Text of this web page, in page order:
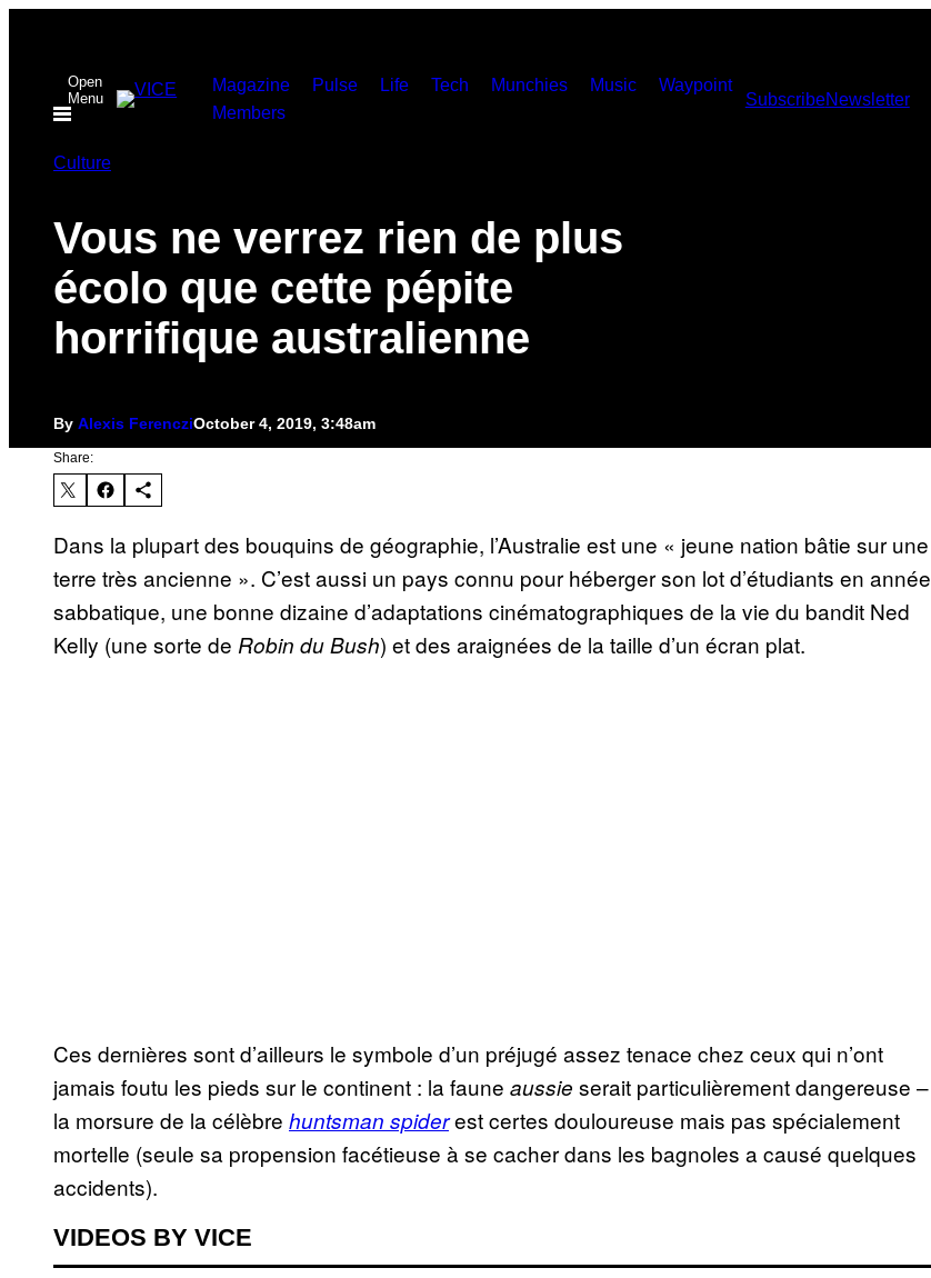
contentOpen
Menu
Magazine Pulse Life Tech Munchies Music
Waypoint
Members
SubscribeNewsletter
Culture
Vous ne verrez rien de plus
écolo que cette pépite
horrifique australienne
By Alexis FerencziOctober 4, 2019, 3:48am
Share:
Dans la plupart des bouquins de géographie, l’Australie est une « jeune nation bâtie sur une
terre très ancienne ». C’est aussi un pays connu pour héberger son lot d’étudiants en année
sabbatique, une bonne dizaine d’adaptations cinématographiques de la vie du bandit Ned
Kelly (une sorte de Robin du Bush) et des araignées de la taille d’un écran plat.
Ces dernières sont d’ailleurs le symbole d’un préjugé assez tenace chez ceux qui n’ont
jamais foutu les pieds sur le continent : la faune aussie serait particulièrement dangereuse –
la morsure de la célèbre huntsman spiderest certes douloureuse mais pas spécialement
mortelle (seule sa propension facétieuse à se cacher dans les bagnoles a causé quelques
accidents).
VIDEOS BY VICE